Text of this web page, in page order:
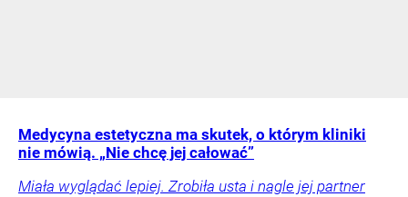
Medycyna estetyczna ma skutek, o którym kliniki
nie mówią. „Nie chcę jej całować”
Miała wyglądać lepiej. Zrobiła usta i nagle jej partner